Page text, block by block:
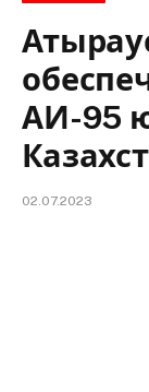
АИ-95
02.07.2023